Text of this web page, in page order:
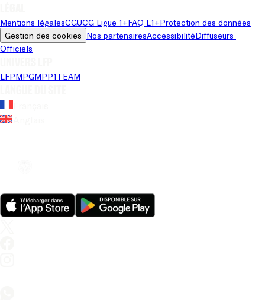
Mentions légalesCGUCG Ligue 1+FAQ L1+Protection des données
Gestion des cookies Nos partenairesAccessibilitéDiffuseurs
Officiels
LFPMPGMPP1TEAM